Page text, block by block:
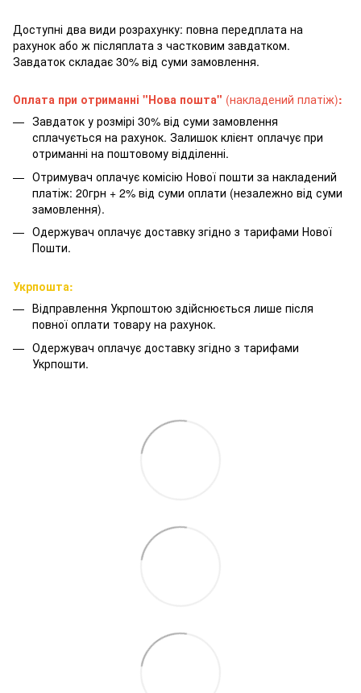
Доступні два види розрахунку: повна передплата на
рахунок або ж післяплата з частковим завдатком.
Завдаток складає 30% від суми замовлення.
Оплата при отриманні "Нова пошта" (накладений платіж):
Завдаток у розмірі 30% від суми замовлення
сплачується на рахунок. Залишок клієнт оплачує при
отриманні на поштовому відділенні.
Отримувач оплачує комісію Нової пошти за накладений
платіж: 20грн + 2% від суми оплати (незалежно від суми
замовлення).
Одержувач оплачує доставку згідно з тарифами Нової
Пошти.
Укрпошта:
Відправлення Укрпоштою здійснюється лише після
повної оплати товару на рахунок.
Одержувач оплачує доставку згідно з тарифами
Укрпошти.